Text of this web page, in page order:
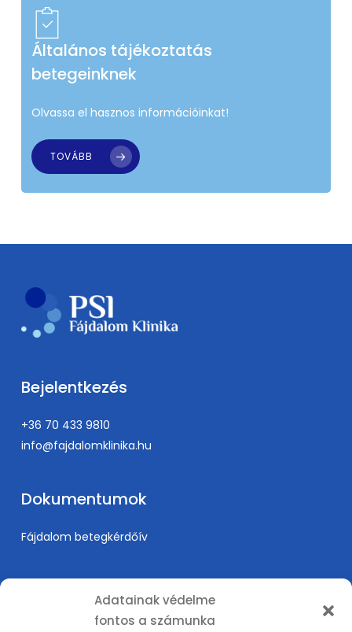
Adatainak védelme
fontos a számunka
Általános tájékoztatás
betegeinknek
Olvassa el hasznos információinkat!
TOVÁBB
Bejelentkezés
+36 70 433 9810
info@fajdalomklinika.hu
Dokumentumok
Fájdalom betegkérdőív
Információk